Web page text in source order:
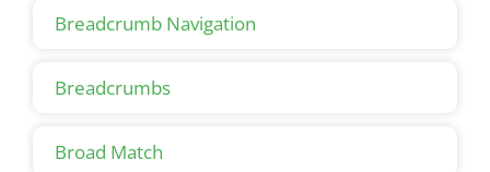
Breadcrumb Navigation
Breadcrumbs
Broad Match